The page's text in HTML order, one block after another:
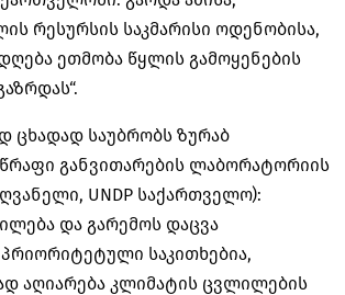
რესურსის საკმარისი ოდენობისა,
ეთმობა წყლის გამოყენების
ცხადად საუბრობს ზურაბ
განვითარების ლაბორატორიის
UNDP საქართველო):
და გარემოს დაცვა
საკითხებია,
აღიარება კლიმატის ცვლილების